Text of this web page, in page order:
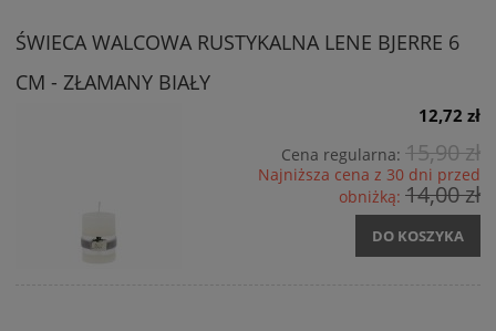
ŚWIECA WALCOWA RUSTYKALNA LENE BJERRE 6
CM - ZŁAMANY BIAŁY
12,72 zł
Cena regularna: 15,90 zł
Najniższa cena z 30 dni przed
obniżką: 14,00 zł
DO KOSZYKA